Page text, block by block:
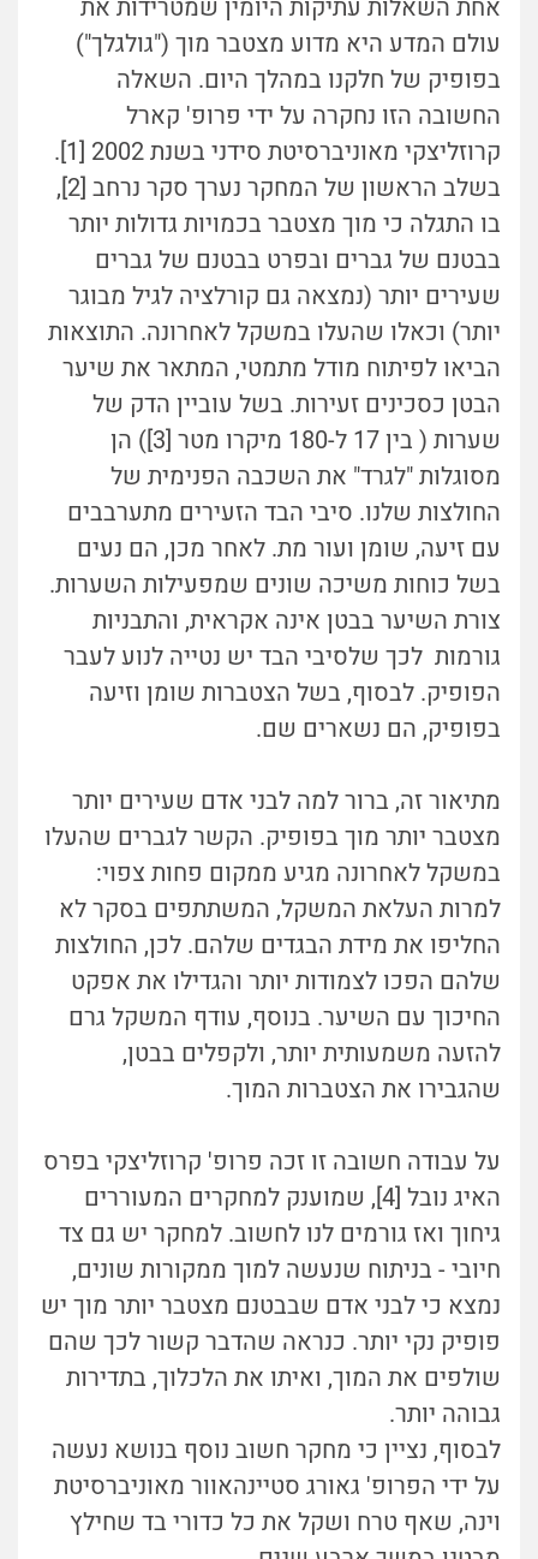
אחת השאלות עתיקות היומין שמטרידות את
עולם המדע היא מדוע מצטבר מוך ("גולגלך")
בפופיק של חלקנו במהלך היום. השאלה
החשובה הזו נחקרה על ידי פרופ' קארל
קרוזליצקי מאוניברסיטת סידני בשנת 2002 [1].
בשלב הראשון של המחקר נערך סקר נרחב [2],
בו התגלה כי מוך מצטבר בכמויות גדולות יותר
בבטנם של גברים ובפרט בבטנם של גברים
שעירים יותר (נמצאה גם קורלציה לגיל מבוגר
יותר) וכאלו שהעלו במשקל לאחרונה. התוצאות
הביאו לפיתוח מודל מתמטי, המתאר את שיער
הבטן כסכינים זעירות. בשל עוביין הדק של
שערות ( בין 17 ל-180 מיקרו מטר [3]) הן
מסוגלות "לגרד" את השכבה הפנימית של
החולצות שלנו. סיבי הבד הזעירים מתערבבים
עם זיעה, שומן ועור מת. לאחר מכן, הם נעים
בשל כוחות משיכה שונים שמפעילות השערות.
צורת השיער בבטן אינה אקראית, והתבניות
גורמות לכך שלסיבי הבד יש נטייה לנוע לעבר
הפופיק. לבסוף, בשל הצטברות שומן וזיעה
בפופיק, הם נשארים שם.
מתיאור זה, ברור למה לבני אדם שעירים יותר
מצטבר יותר מוך בפופיק. הקשר לגברים שהעלו
במשקל לאחרונה מגיע ממקום פחות צפוי:
למרות העלאת המשקל, המשתתפים בסקר לא
החליפו את מידת הבגדים שלהם. לכן, החולצות
שלהם הפכו לצמודות יותר והגדילו את אפקט
החיכוך עם השיער. בנוסף, עודף המשקל גרם
להזעה משמעותית יותר, ולקפלים בבטן,
שהגבירו את הצטברות המוך.
על עבודה חשובה זו זכה פרופ' קרוזליצקי בפרס
האיג נובל [4], שמוענק למחקרים המעוררים
גיחוך ואז גורמים לנו לחשוב. למחקר יש גם צד
חיובי - בניתוח שנעשה למוך ממקורות שונים,
נמצא כי לבני אדם שבבטנם מצטבר יותר מוך יש
פופיק נקי יותר. כנראה שהדבר קשור לכך שהם
שולפים את המוך, ואיתו את הלכלוך, בתדירות
גבוהה יותר.
לבסוף, נציין כי מחקר חשוב נוסף בנושא נעשה
על ידי הפרופ' גאורג סטיינהאוור מאוניברסיטת
וינה, שאף טרח ושקל את כל כדורי בד שחילץ